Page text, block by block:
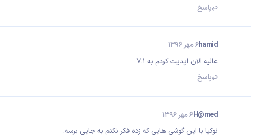
پاسخ
hamid6 مهر 1396
عالیه الان اپدیت کردم به ۷.۱
پاسخ
H@med6 مهر 1396
نوکیا با این گوشی هایی که زده فکر نکنم به جایی برسه.